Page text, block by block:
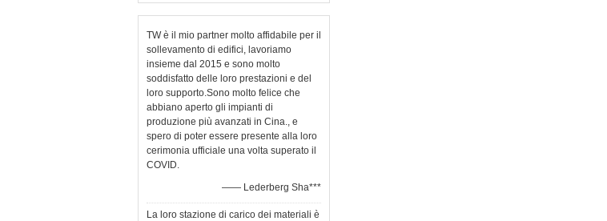
TW è il mio partner molto affidabile per il
sollevamento di edifici, lavoriamo
insieme dal 2015 e sono molto
soddisfatto delle loro prestazioni e del
loro supporto.Sono molto felice che
abbiano aperto gli impianti di
produzione più avanzati in Cina., e
spero di poter essere presente alla loro
cerimonia ufficiale una volta superato il
COVID.
—— Lederberg Sha***
La loro stazione di carico dei materiali è